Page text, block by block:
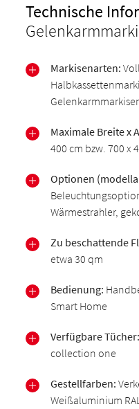
Technische
Markisenarten:
Maximale Breite x
400 cm bzw. 700 x
Optionen
Wärmestrahler,
Zu beschattende
etwa 30 qm
Bedienung:
Smart Home
Verfügbare Tücher:
collection one
Gestellfarben:
Weißaluminium